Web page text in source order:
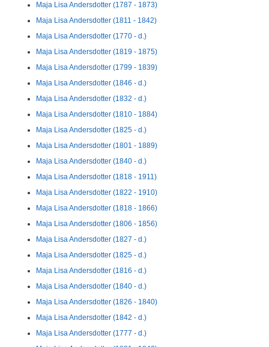
Maja Lisa Andersdotter (1787 - 1873)
Maja Lisa Andersdotter (1811 - 1842)
Maja Lisa Andersdotter (1770 - d.)
Maja Lisa Andersdotter (1819 - 1875)
Maja Lisa Andersdotter (1799 - 1839)
Maja Lisa Andersdotter (1846 - d.)
Maja Lisa Andersdotter (1832 - d.)
Maja Lisa Andersdotter (1810 - 1884)
Maja Lisa Andersdotter (1825 - d.)
Maja Lisa Andersdotter (1801 - 1889)
Maja Lisa Andersdotter (1840 - d.)
Maja Lisa Andersdotter (1818 - 1911)
Maja Lisa Andersdotter (1822 - 1910)
Maja Lisa Andersdotter (1818 - 1866)
Maja Lisa Andersdotter (1806 - 1856)
Maja Lisa Andersdotter (1827 - d.)
Maja Lisa Andersdotter (1825 - d.)
Maja Lisa Andersdotter (1816 - d.)
Maja Lisa Andersdotter (1840 - d.)
Maja Lisa Andersdotter (1826 - 1840)
Maja Lisa Andersdotter (1842 - d.)
Maja Lisa Andersdotter (1777 - d.)